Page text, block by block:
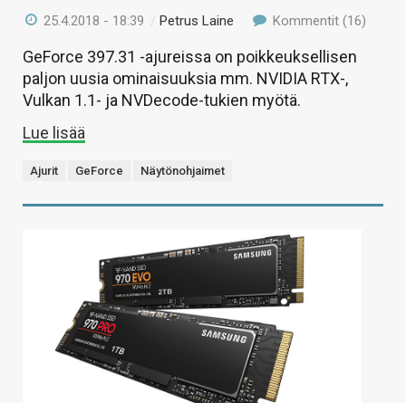
25.4.2018 - 18:39 /Petrus Laine Kommentit (16)
GeForce 397.31 -ajureissa on poikkeuksellisen
paljon uusia ominaisuuksia mm. NVIDIA RTX-,
Vulkan 1.1- ja NVDecode-tukien myötä.
Lue lisää
Ajurit GeForce Näytönohjaimet